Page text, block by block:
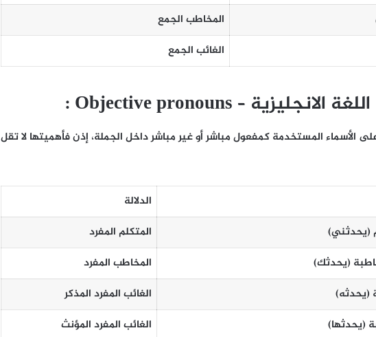
المخاطب الجمع
الغائب الجمع
الانجليزية – Objective pronouns
:
الأسماء المستخدمة كمفعول مباشر أو غير مباشر داخل الجملة، إذن فأهميتها لا تقل
الدلالة
(يحدثني)
المتكلم المفرد
(يحدثك)
المخاطب المفرد
(يحدثه)
الغائب المفرد المذكر
(يحدثها)
الغائب المفرد المؤنث